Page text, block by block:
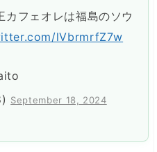
フェオレは福島のソウ
lVbrmrfZ7w
September 18, 2024